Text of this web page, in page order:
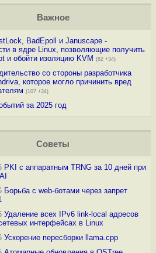
Важное
BadEpoll и Januscape -
в ядре Linux, позволяющие получить
и обойти изоляцию KVM (82 +34)
со стороны разработчика
которое могло причинить вред
(107 +34)
за 2025 год
Советы
PKI с аппаратным TRNG за 10 дней при
Борьба с web-ботами через запрет
Удаление всех IPv6 link-local адресов
интерфейсах в Linux
Ускорение пересборки llama.cpp